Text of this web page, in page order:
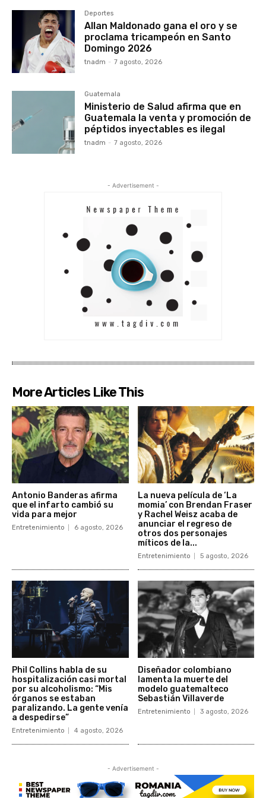
Deportes
Allan Maldonado gana el oro y se
proclama tricampeón en Santo
Domingo 2026
tnadm - 7 agosto, 2026
Guatemala
Ministerio de Salud afirma que en
Guatemala la venta y promoción de
péptidos inyectables es ilegal
tnadm - 7 agosto, 2026
- Advertisement -
More Articles Like This
Antonio Banderas afirma
que el infarto cambió su
vida para mejor
Entretenimiento 6 agosto, 2026
La nueva película de ‘La
momia’ con Brendan Fraser
y Rachel Weisz acaba de
anunciar el regreso de
otros dos personajes
míticos de la...
Entretenimiento 5 agosto, 2026
Phil Collins habla de su
hospitalización casi mortal
por su alcoholismo: “Mis
órganos se estaban
paralizando. La gente venía
a despedirse”
Entretenimiento 4 agosto, 2026
Diseñador colombiano
lamenta la muerte del
modelo guatemalteco
Sebastián Villaverde
Entretenimiento 3 agosto, 2026
- Advertisement -